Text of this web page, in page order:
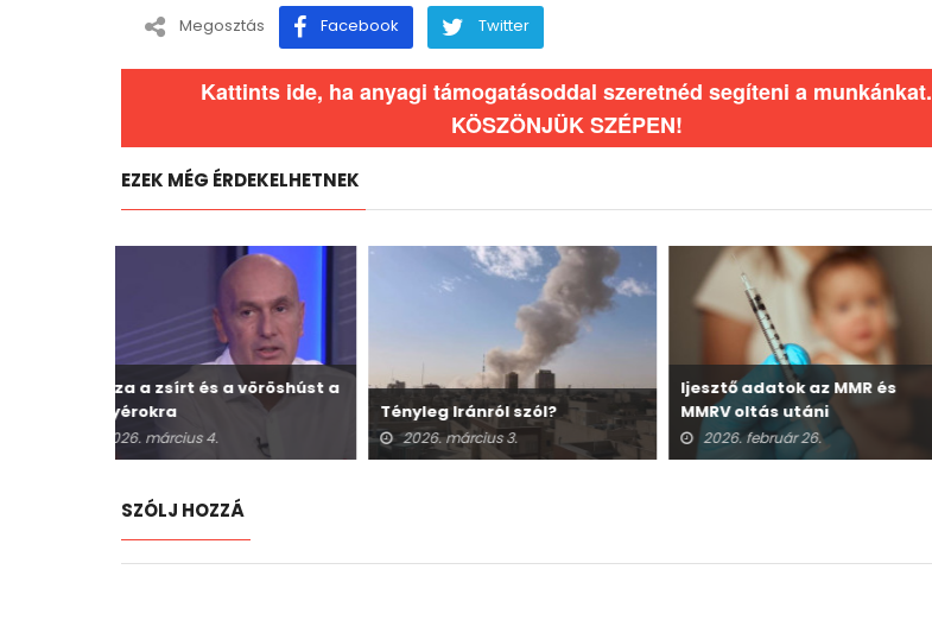
Megosztás Facebook Twitter
Kattints ide, ha anyagi támogatásoddal szeretnéd segíteni a munkánkat.
KÖSZÖNJÜK SZÉPEN!
EZEK MÉG ÉRDEKELHETNEK
Tényleg Iránról szól?
2026. március 3.
Ijesztő adatok az MMR és
MMRV oltás utáni
halálesetekről
2026. február 26.
A vízivás útvesztői
2026. február 25.
SZÓLJ HOZZÁ